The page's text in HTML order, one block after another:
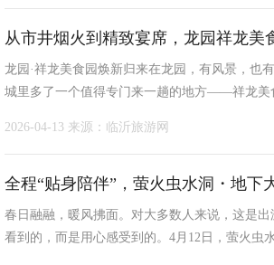
从市井烟火到精致宴席，龙园祥龙美
龙园·祥龙美食园焕新归来在龙园，有风景，也
城里多了一个值得专门来一趟的地方——祥龙美
2026-04-13 来源：临沂旅游网
全程“贴身陪伴”，萤火虫水洞・地下
春日融融，暖风拂面。对大多数人来说，这是
看到的，而是用心感受到的。4月12日，萤火虫